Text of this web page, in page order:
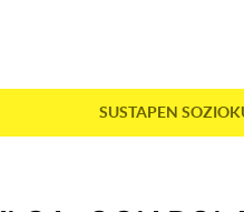
SUSTAPEN